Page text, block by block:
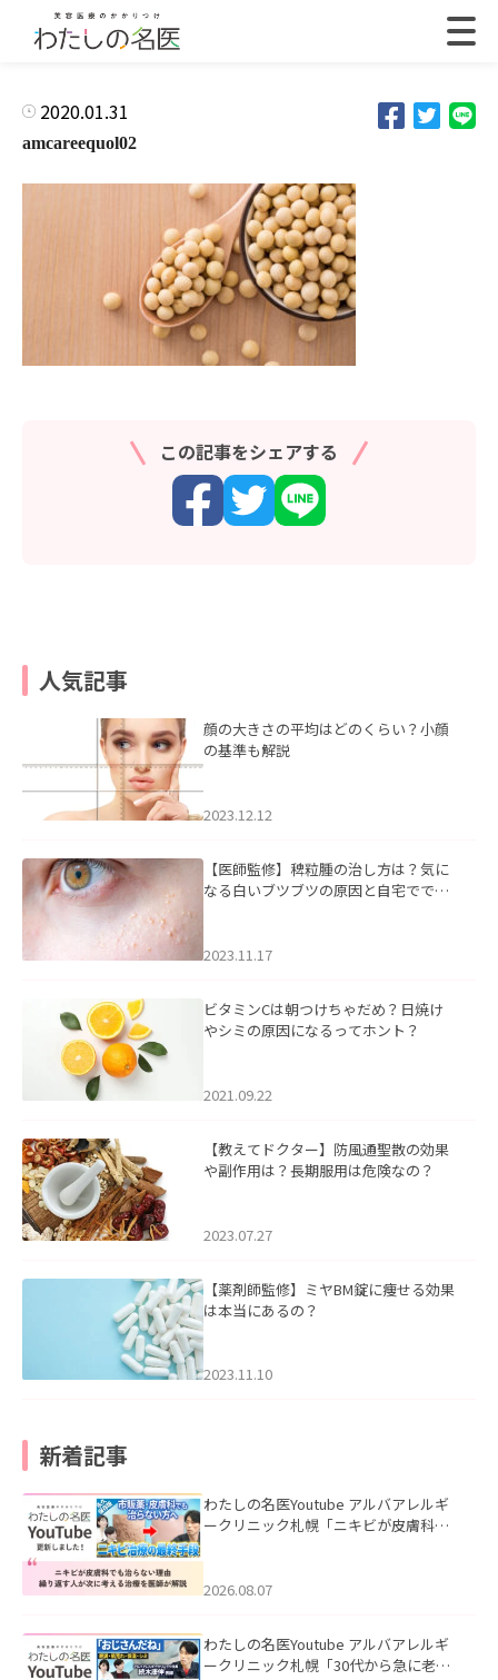
2020.01.31
amcareequol02
この記事をシェアする
人気記事
顔の大きさの平均はどのくらい？小顔
の基準も解説
2023.12.12
【医師監修】稗粒腫の治し方は？気に
なる白いブツブツの原因と自宅ででき
2023.11.17
ビタミンCは朝つけちゃだめ？日焼け
やシミの原因になるってホント？
2021.09.22
【教えてドクター】防風通聖散の効果
や副作用は？長期服用は危険なの？
2023.07.27
【薬剤師監修】ミヤBM錠に痩せる効果
は本当にあるの？
2023.11.10
新着記事
わたしの名医Youtube アルバアレルギ
ークリニック札幌「ニキビが皮膚科で
ました。
2026.08.07
わたしの名医Youtube アルバアレルギ
ークリニック札幌「30代から急に老け